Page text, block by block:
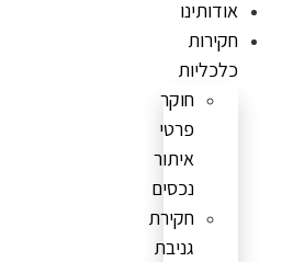
אודותינו
חקירות
כלכליות
חוקר
פרטי
איתור
נכסים
חקירת
גניבת